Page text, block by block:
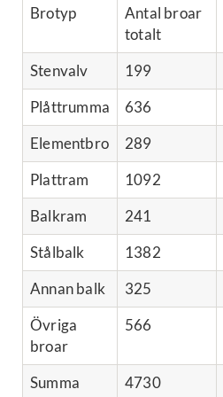
Brotyp
Antal broar
totalt
Stenvalv
199
Plåttrumma
636
Elementbro
289
Plattram
1092
Balkram
241
Stålbalk
1382
Annan balk
325
Övriga
broar
566
Summa 4730